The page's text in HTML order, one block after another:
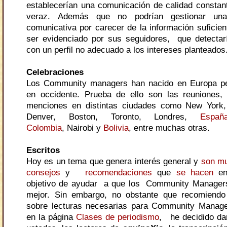
establecerían una comunicación de calidad
veraz. Además que no podrían gestionar
comunicativa por carecer de la información
ser evidenciado por sus seguidores, que
con un perfil no adecuado a los intereses
Celebraciones
Los Community managers han nacido en Europa
en occidente. Prueba de ello son las reuniones,
menciones en distintas ciudades como New
Denver, Boston, Toronto, Londres,
Colombia, Nairobi y Bolivia, entre muchas otras.
Escritos
Hoy es un tema que genera interés general y son
consejos y recomendaciones que se hacenen
objetivo de ayudar a que los Community
mejor. Sin embargo, no obstante que
sobre lecturas necesarias para Community
en la página Clases de periodismo, he decidido